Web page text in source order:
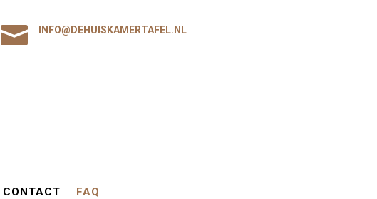
 INFO@DEHUISKAMERTAFEL.NL
CONTACT FAQ